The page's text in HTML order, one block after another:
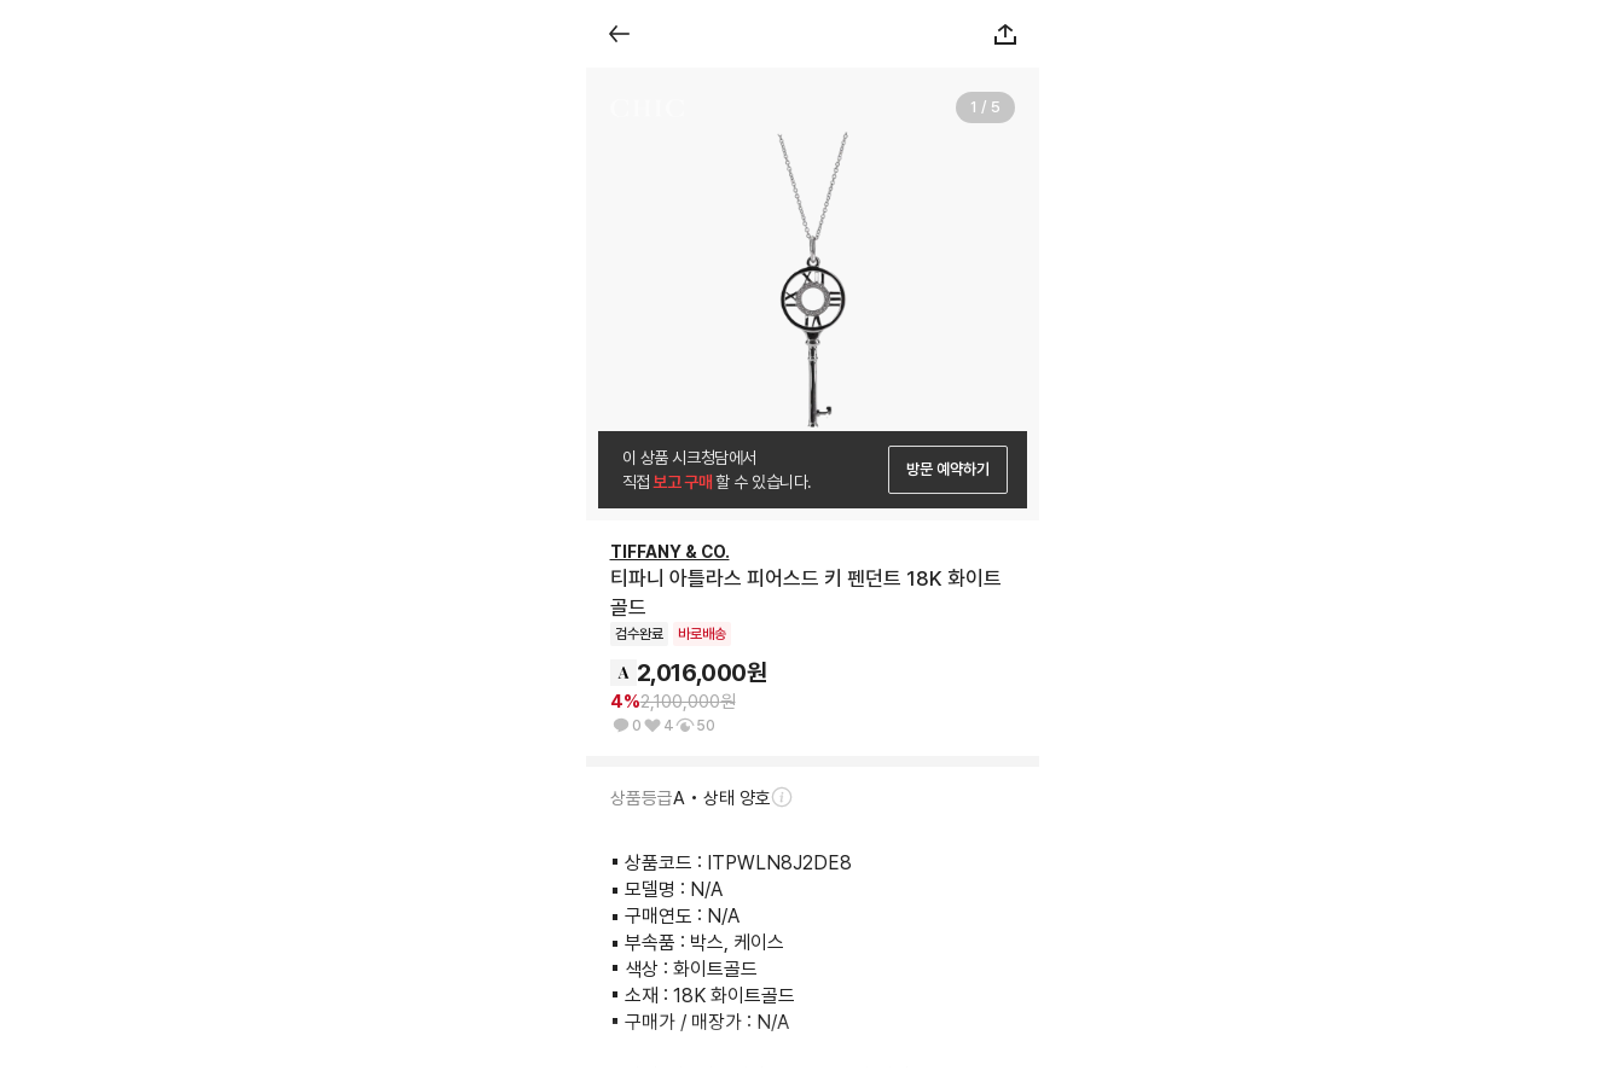
1 / 5
이 상품 시크청담에서
직접 보고 구매 할 수 있습니다.
방문 예약하기
TIFFANY & CO.
티파니 아틀라스 피어스드 키 펜던트 18K 화이트
골드
검수완료 바로배송
2,016,000원
4%2,100,000원
0 4 50
상품등급A • 상태 양호
▪︎ 상품코드 : ITPWLN8J2DE8
▪︎ 모델명 : N/A
▪︎ 구매연도 : N/A
▪︎ 부속품 : 박스, 케이스
▪︎ 색상 : 화이트골드
▪︎ 소재 : 18K 화이트골드
▪︎ 구매가 / 매장가 : N/A